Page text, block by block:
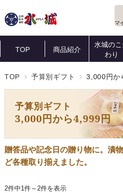
マ
TOP 商品紹介
水城の
わり
TOP 予算別ギフト 3,000円か
予算別ギフト
3,000円から4,999円
贈答品や記念日の贈り物に。漬
ど各種取り揃えました。
2件中1件～2件を表示